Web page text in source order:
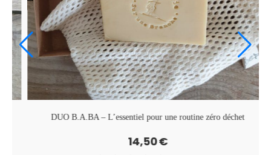
Lait d’ânesse – Douceur royale pour peaux sensibles
7,50